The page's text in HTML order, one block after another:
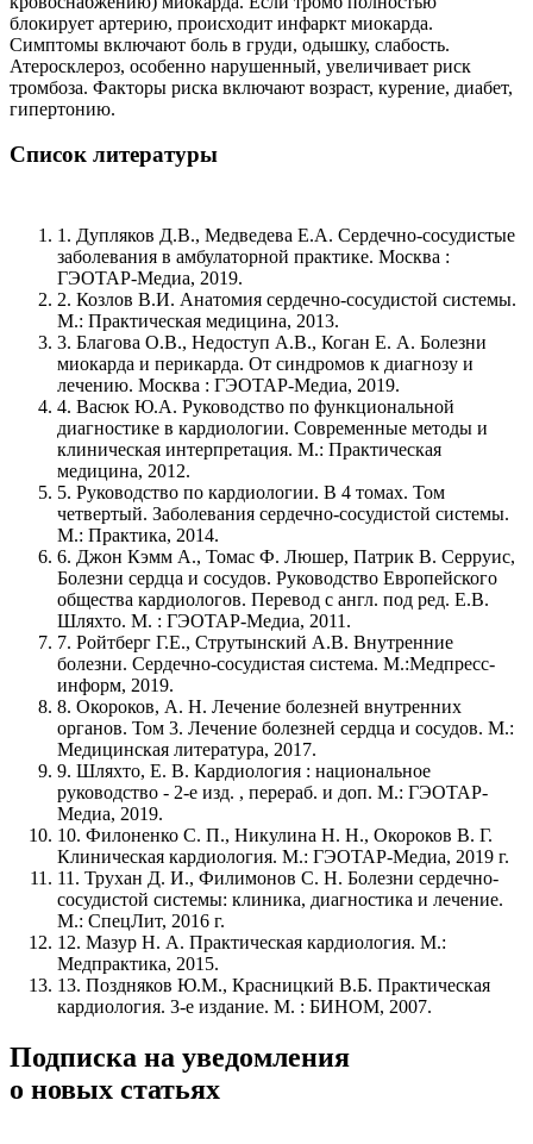
блокирует артерию, происходит инфаркт миокарда.
Симптомы включают боль в груди, одышку, слабость.
Атеросклероз, особенно нарушенный, увеличивает риск
тромбоза. Факторы риска включают возраст, курение, диабет,
гипертонию.
Список литературы
1. Дупляков Д.В., Медведева Е.А. Сердечно-сосудистые
заболевания в амбулаторной практике. Москва :
ГЭОТАР-Медиа, 2019.
2. Козлов В.И. Анатомия сердечно-сосудистой системы.
М.: Практическая медицина, 2013.
3. Благова О.В., Недоступ А.В., Коган Е. А. Болезни
миокарда и перикарда. От синдромов к диагнозу и
лечению. Москва : ГЭОТАР-Медиа, 2019.
4. Васюк Ю.А. Руководство по функциональной
диагностике в кардиологии. Современные методы и
клиническая интерпретация. М.: Практическая
медицина, 2012.
5. Руководство по кардиологии. В 4 томах. Том
четвертый. Заболевания сердечно-сосудистой системы.
М.: Практика, 2014.
6. Джон Кэмм А., Томас Ф. Люшер, Патрик В. Серруис,
Болезни сердца и сосудов. Руководство Европейского
общества кардиологов. Перевод с англ. под ред. Е.В.
Шляхто. М. : ГЭОТАР-Медиа, 2011.
7. Ройтберг Г.Е., Струтынский А.В. Внутренние
болезни. Сердечно-сосудистая система. М.:Медпресс-
информ, 2019.
8. Окороков, А. Н. Лечение болезней внутренних
органов. Том 3. Лечение болезней сердца и сосудов. М.:
Медицинская литература, 2017.
9. Шляхто, Е. В. Кардиология : национальное
руководство - 2-е изд. , перераб. и доп. М.: ГЭОТАР-
Медиа, 2019.
10. Филоненко С. П., Никулина Н. Н., Окороков В. Г.
Клиническая кардиология. М.: ГЭОТАР-Медиа, 2019 г.
11. Трухан Д. И., Филимонов С. Н. Болезни сердечно-
сосудистой системы: клиника, диагностика и лечение.
М.: СпецЛит, 2016 г.
12. Мазур Н. А. Практическая кардиология. М.:
Медпрактика, 2015.
13. Поздняков Ю.М., Красницкий В.Б. Практическая
кардиология. 3-е издание. М. : БИНОМ, 2007.
Подписка на уведомления
о новых статьях